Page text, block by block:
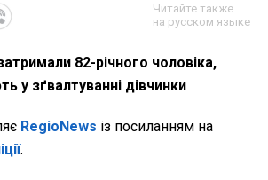
Читайте также
на русском языке
82-річного чоловіка,
у зґвалтуванні дівчинки
RegioNews із посиланням на
.